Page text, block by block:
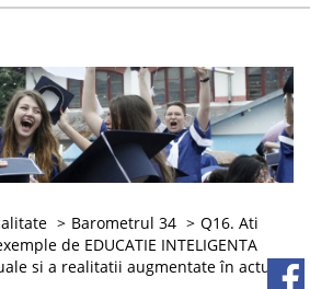
Barometrul 34
Q16. Ati
de EDUCATIE INTELIGENTA
si a realitatii augmentate în actul